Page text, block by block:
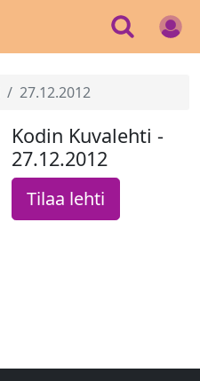
27.12.2012
Kodin Kuvalehti -
27.12.2012
Tilaa lehti